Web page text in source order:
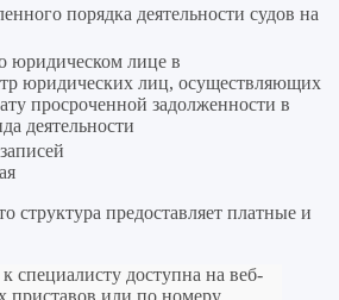
порядка деятельности судов на
юридическом лице в
юридических лиц, осуществляющих
просроченной задолженности в
деятельности
структура предоставляет платные и
специалисту доступна на веб-